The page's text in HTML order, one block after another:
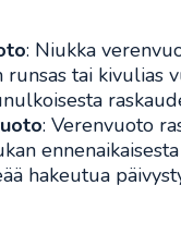
: Niukka
runsas tai kivulias
: Verenvuoto
hakeutua